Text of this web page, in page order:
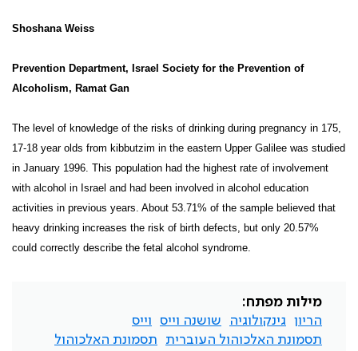
Shoshana Weiss
Prevention Department, Israel Society for the Prevention of
Alcoholism, Ramat Gan
The level of knowledge of the risks of drinking during pregnancy in 175,
17-18 year olds from kibbutzim in the eastern Upper Galilee was studied
in January 1996. This population had the highest rate of involvement
with alcohol in Israel and had been involved in alcohol education
activities in previous years. About 53.71% of the sample believed that
heavy drinking increases the risk of birth defects, but only 20.57%
could correctly describe the fetal alcohol syndrome.
מילות מפתח:
הריון
גינקולוגיה שושנה וייס
וייס
תסמונת האלכוהול העוברית
תסמונת האלכוהול